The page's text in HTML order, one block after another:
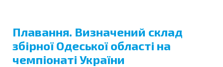
Плавання. Визначений склад
збірної Одеської області на
чемпіонаті України